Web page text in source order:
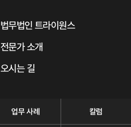
법무법인 트라이원스
전문가 소개
오시는 길
업무 사례 칼럼